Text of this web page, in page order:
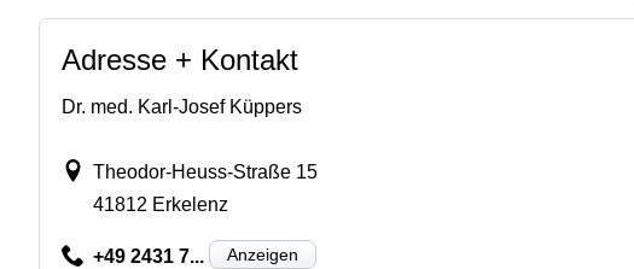
Adresse + Kontakt
Dr. med. Karl-Josef Küppers
Theodor-Heuss-Straße 15
41812 Erkelenz
+49 2431 7... Anzeigen